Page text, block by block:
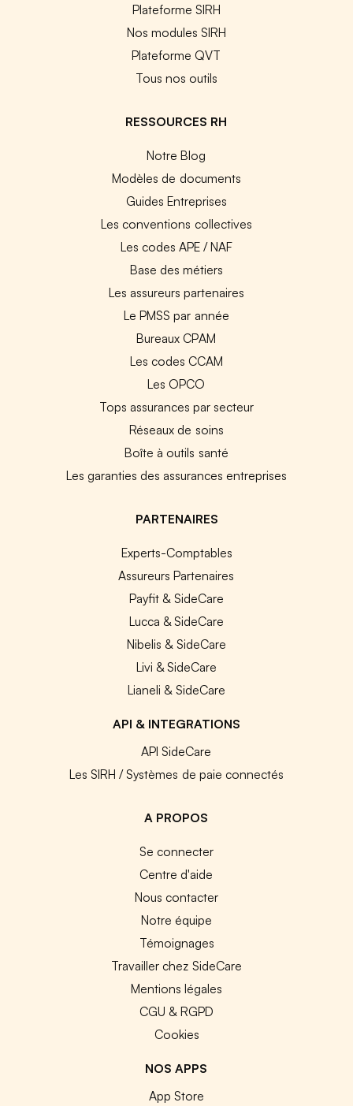
Plateforme SIRH
Nos modules SIRH
Plateforme QVT
Tous nos outils
RESSOURCES RH
Notre Blog
Modèles de documents
Guides Entreprises
Les conventions collectives
Les codes APE / NAF
Base des métiers
Les assureurs partenaires
Le PMSS par année
Bureaux CPAM
Les codes CCAM
Les OPCO
Tops assurances par secteur
Réseaux de soins
Boîte à outils santé
Les garanties des assurances entreprises
PARTENAIRES
Experts-Comptables
Assureurs Partenaires
Payfit & SideCare
Lucca & SideCare
Nibelis & SideCare
Livi & SideCare
Lianeli & SideCare
API & INTEGRATIONS
API SideCare
Les SIRH / Systèmes de paie connectés
A PROPOS
Se connecter
Centre d'aide
Nous contacter
Notre équipe
Témoignages
Travailler chez SideCare
Mentions légales
CGU & RGPD
Cookies
NOS APPS
App Store